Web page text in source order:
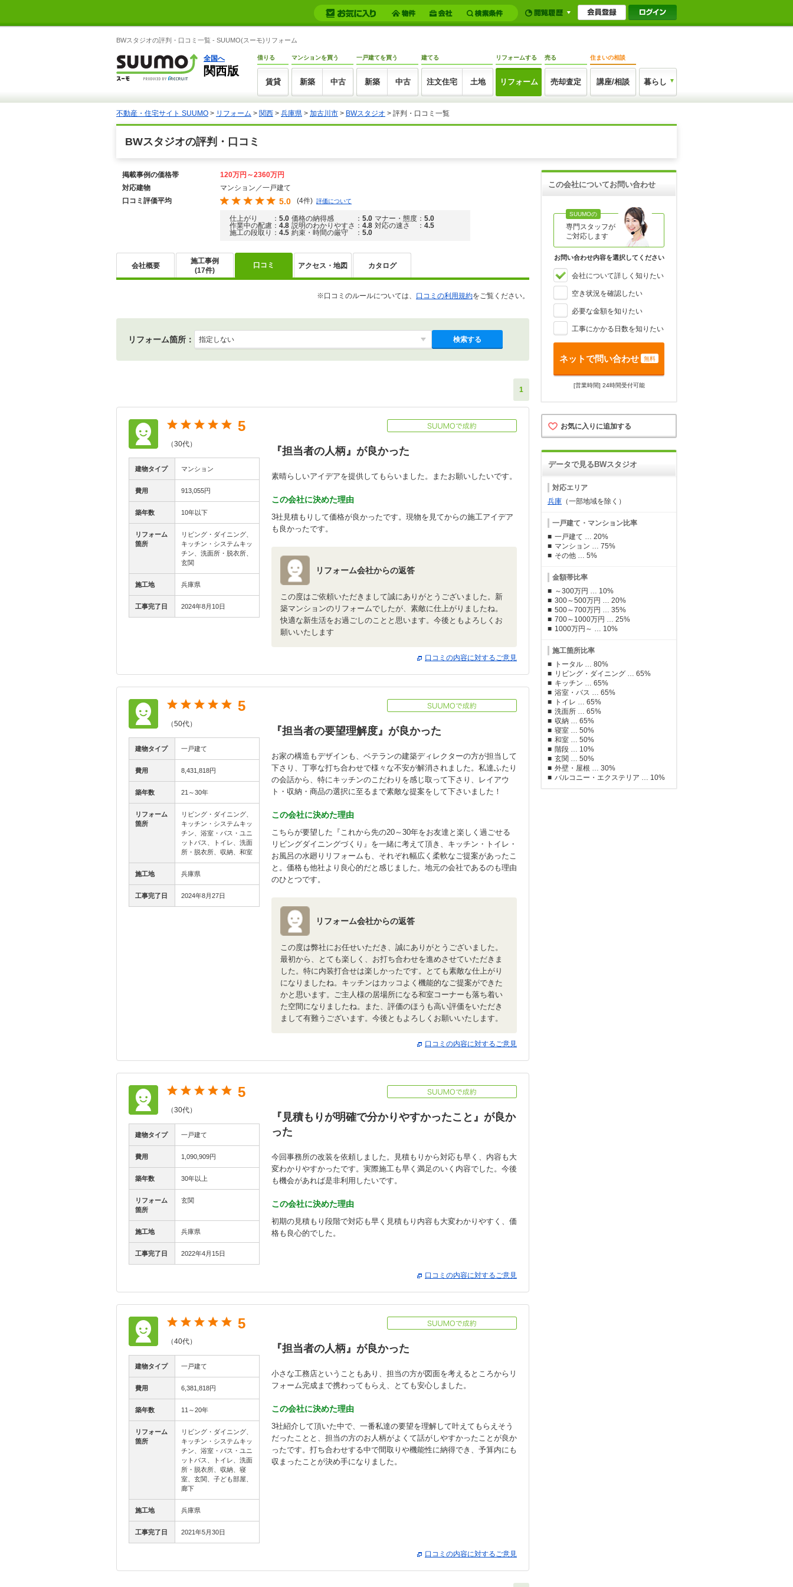
BWスタジオの評判・口コミ一覧 - SUUMO(スーモ)リフォーム
全国へ
関西版
借りる
賃貸
マンションを買う
新築 中古
一戸建てを買う
新築 中古
建てる
注文住宅 土地
リフォームする
リフォーム
売る
売却査定
住まいの相談
講座/相談 暮らし
不動産・住宅サイト SUUMO > リフォーム > 関西 > 兵庫県 > 加古川市 > BWスタジオ > 評判・口コミ一覧
BWスタジオの評判・口コミ
掲載事例の価格帯
120万円～2360万円
対応建物
マンション／一戸建て
口コミ評価平均
5.0 (4件) 評価について
仕上がり ： 5.0 価格の納得感 ： 5.0 マナー・態度 ： 5.0
作業中の配慮 ： 4.8 説明のわかりやすさ ： 4.8 対応の速さ ： 4.5
施工の段取り ： 4.5 約束・時間の厳守 ： 5.0
会社概要
施工事例
(17件)
口コミ アクセス・地図 カタログ
※口コミのルールについては、 口コミの利用規約をご覧ください。
リフォーム箇所： 検索する
1
5
（30代）
建物タイプ マンション
費用 913,055円
築年数 10年以下
リフォーム
箇所
リビング・ダイニング、
キッチン・システムキッ
チン、洗面所・脱衣所、
玄関
施工地 兵庫県
工事完了日 2024年8月10日
『担当者の人柄』が良かった
素晴らしいアイデアを提供してもらいました。またお願いしたいです。
この会社に決めた理由
3社見積もりして価格が良かったです。現物を見てからの施工アイデア
も良かったです。
リフォーム会社からの返答
この度はご依頼いただきまして誠にありがとうございました。新
築マンションのリフォームでしたが、素敵に仕上がりましたね。
快適な新生活をお過ごしのことと思います。今後ともよろしくお
願いいたします
口コミの内容に対するご意見
5
（50代）
建物タイプ 一戸建て
費用 8,431,818円
築年数 21～30年
リフォーム
箇所
リビング・ダイニング、
キッチン・システムキッ
チン、浴室・バス・ユニ
ットバス、トイレ、洗面
所・脱衣所、収納、和室
施工地 兵庫県
工事完了日 2024年8月27日
『担当者の要望理解度』が良かった
お家の構造もデザインも、ベテランの建築ディレクターの方が担当して
下さり、丁寧な打ち合わせで様々な不安が解消されました。私達ふたり
の会話から、特にキッチンのこだわりを感じ取って下さり、レイアウ
ト・収納・商品の選択に至るまで素敵な提案をして下さいました！
この会社に決めた理由
こちらが要望した『これから先の20～30年をお友達と楽しく過ごせる
リビングダイニングづくり』を一緒に考えて頂き、キッチン・トイレ・
お風呂の水廻りリフォームも、それぞれ幅広く柔軟なご提案があったこ
と。価格も他社より良心的だと感じました。地元の会社であるのも理由
のひとつです。
リフォーム会社からの返答
この度は弊社にお任せいただき、誠にありがとうございました。
最初から、とても楽しく、お打ち合わせを進めさせていただきま
した。特に内装打合せは楽しかったです。とても素敵な仕上がり
になりましたね。キッチンはカッコよく機能的なご提案ができた
かと思います。ご主人様の居場所になる和室コーナーも落ち着い
た空間になりましたね。また、評価のほうも高い評価をいただき
まして有難うございます。今後ともよろしくお願いいたします。
口コミの内容に対するご意見
5
（30代）
建物タイプ 一戸建て
費用 1,090,909円
築年数 30年以上
リフォーム
箇所
玄関
施工地 兵庫県
工事完了日 2022年4月15日
『見積もりが明確で分かりやすかったこと』が良か
った
今回事務所の改装を依頼しました。見積もりから対応も早く、内容も大
変わかりやすかったです。実際施工も早く満足のいく内容でした。今後
も機会があれば是非利用したいです。
この会社に決めた理由
初期の見積もり段階で対応も早く見積もり内容も大変わかりやすく、価
格も良心的でした。
口コミの内容に対するご意見
5
（40代）
建物タイプ 一戸建て
費用 6,381,818円
築年数 11～20年
リフォーム
箇所
リビング・ダイニング、
キッチン・システムキッ
チン、浴室・バス・ユニ
ットバス、トイレ、洗面
所・脱衣所、収納、寝
室、玄関、子ども部屋、
廊下
施工地 兵庫県
工事完了日 2021年5月30日
『担当者の人柄』が良かった
小さな工務店ということもあり、担当の方が図面を考えるところからリ
フォーム完成まで携わってもらえ、とても安心しました。
この会社に決めた理由
3社紹介して頂いた中で、一番私達の要望を理解して叶えてもらえそう
だったことと、担当の方のお人柄がよくて話がしやすかったことが良か
ったです。打ち合わせする中で間取りや機能性に納得でき、予算内にも
収まったことが決め手になりました。
口コミの内容に対するご意見
この会社についてお問い合わせ
SUUMOの
専門スタッフが
ご対応します
お問い合わせ内容を選択してください
会社について詳しく知りたい
空き状況を確認したい
必要な金額を知りたい
工事にかかる日数を知りたい
ネットで問い合わせ 無料
[営業時間] 24時間受付可能
お気に入りに追加する
データで見るBWスタジオ
対応エリア
兵庫 （一部地域を除く）
一戸建て・マンション比率
一戸建て … 20%
マンション … 75%
その他 … 5%
金額帯比率
～300万円 … 10%
300～500万円 … 20%
500～700万円 … 35%
700～1000万円 … 25%
1000万円～ … 10%
施工箇所比率
トータル … 80%
リビング・ダイニング … 65%
キッチン … 65%
浴室・バス … 65%
トイレ … 65%
洗面所 … 65%
収納 … 65%
寝室 … 50%
和室 … 50%
階段 … 10%
玄関 … 50%
外壁・屋根 … 30%
バルコニー・エクステリア … 10%